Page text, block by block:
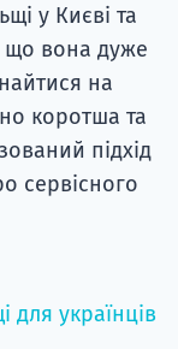
у Києві та
що вона дуже
на
коротша та
підхід
сервісного
для українців